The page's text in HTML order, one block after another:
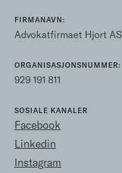
FIRMANAVN:
Advokatfirmaet Hjort AS
ORGANISASJONSNUMMER:
929 191 811
SOSIALE KANALER
Facebook
Linkedin
Instagram